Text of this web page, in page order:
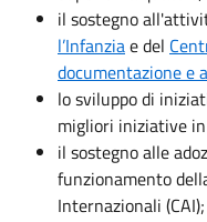
il sostegno
l’Infanziae del
documentazione e
lo sviluppo di
migliori iniziative
il sostegno alle
funzionamento
Internazionali (CAI);